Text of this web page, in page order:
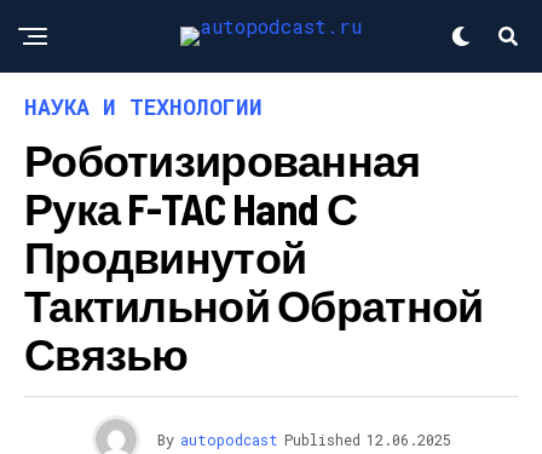
НАУКА И ТЕХНОЛОГИИ
Роботизированная
Рука F-TAC Hand С
Продвинутой
Тактильной Обратной
Связью
By autopodcast Published 12.06.2025